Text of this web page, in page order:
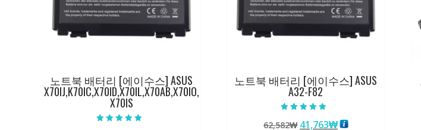
노트북 배터리 [에이수스] ASUS
X70IJ,K70IC,X70ID,X70IL,X70AB,X70IO,
X70IS
노트북 배터리 [에이수스] ASUS
A32-F82
5.00
62,582₩ 원
41,763₩현